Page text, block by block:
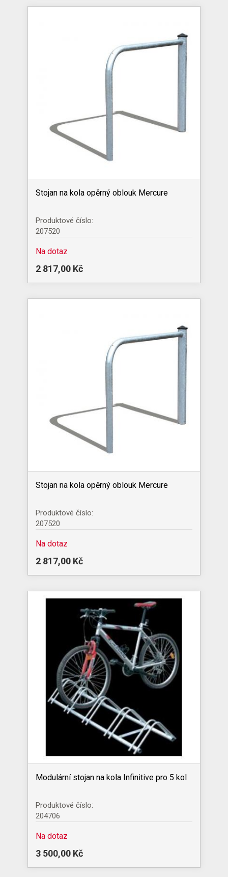
Stojan na kola opěrný oblouk Mercure
Produktové číslo:
207520
Na dotaz
2 817,00 Kč
Stojan na kola opěrný oblouk Mercure
Produktové číslo:
207520
Na dotaz
2 817,00 Kč
Modulární stojan na kola Infinitive pro 5 kol
Produktové číslo:
204706
Na dotaz
3 500,00 Kč